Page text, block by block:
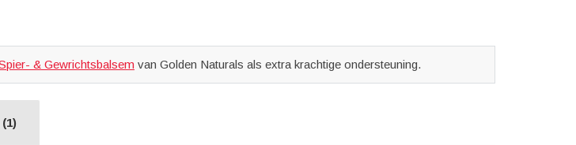
& Gewrichtsbalsem van Golden Naturals als extra krachtige ondersteuning.